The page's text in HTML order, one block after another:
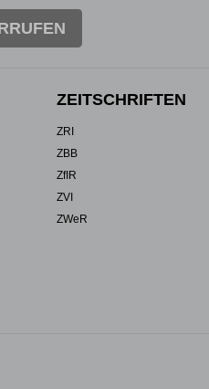
ZEITSCHRIFTEN
ZRI
ZBB
ZfIR
ZVI
ZWeR